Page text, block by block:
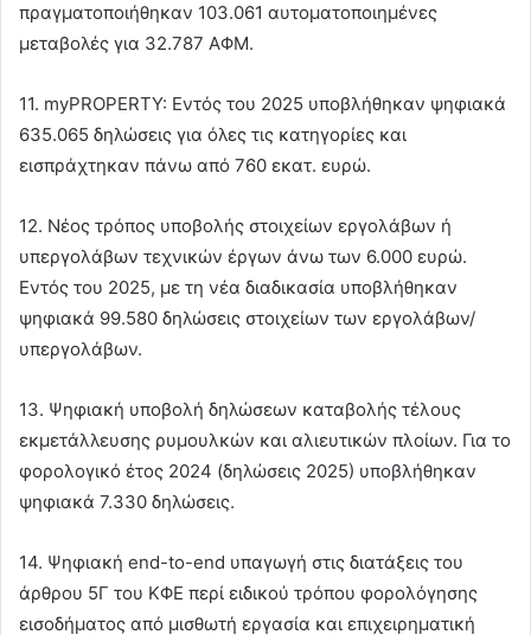
πραγματοποιήθηκαν 103.061 αυτοματοποιημένες
μεταβολές για 32.787 ΑΦΜ.
11. myPROPERTY: Εντός του 2025 υποβλήθηκαν ψηφιακά
635.065 δηλώσεις για όλες τις κατηγορίες και
εισπράχτηκαν πάνω από 760 εκατ. ευρώ.
12. Νέος τρόπος υποβολής στοιχείων εργολάβων ή
υπεργολάβων τεχνικών έργων άνω των 6.000 ευρώ.
Εντός του 2025, με τη νέα διαδικασία υποβλήθηκαν
ψηφιακά 99.580 δηλώσεις στοιχείων των εργολάβων/
υπεργολάβων.
13. Ψηφιακή υποβολή δηλώσεων καταβολής τέλους
εκμετάλλευσης ρυμουλκών και αλιευτικών πλοίων. Για το
φορολογικό έτος 2024 (δηλώσεις 2025) υποβλήθηκαν
ψηφιακά 7.330 δηλώσεις.
14. Ψηφιακή end-to-end υπαγωγή στις διατάξεις του
άρθρου 5Γ του ΚΦΕ περί ειδικού τρόπου φορολόγησης
εισοδήματος από μισθωτή εργασία και επιχειρηματική